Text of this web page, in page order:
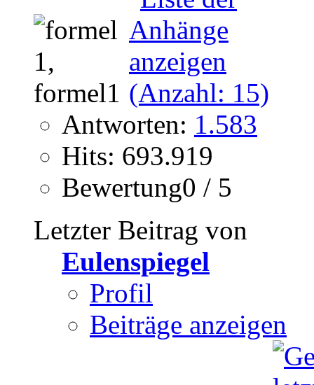
Antworten: 1.583
Hits: 693.919
Bewertung0 / 5
Letzter Beitrag von
Eulenspiegel
Profil
Beiträge anzeigen